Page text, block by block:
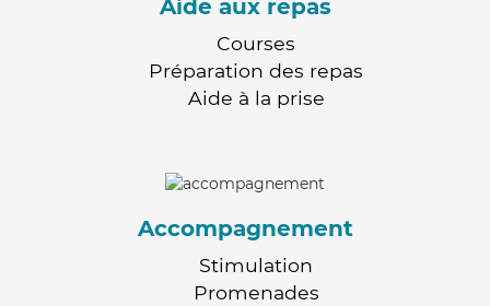
Aide aux repas
Courses
Préparation des repas
Aide à la prise
Accompagnement
Stimulation
Promenades